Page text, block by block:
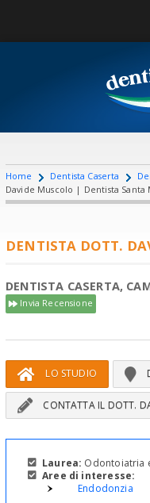
Home Dentista Caserta
Davide Muscolo | Dentista Santa
DENTISTA DOTT.
DENTISTA CASERTA,
Invia Recensione
LO STUDIO
CONTATTA IL DOTT.
Laurea: Odontoiatria
Aree di interesse:
Endodonzia